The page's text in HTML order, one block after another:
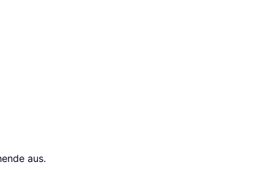
aus.